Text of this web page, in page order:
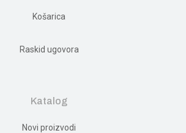
Košarica
Raskid ugovora
Katalog
Novi proizvodi